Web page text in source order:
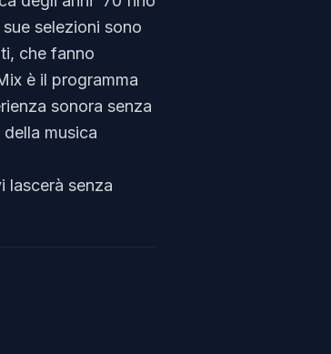
selezioni sono
che fanno
è il programma
sonora senza
musica
lascerà senza